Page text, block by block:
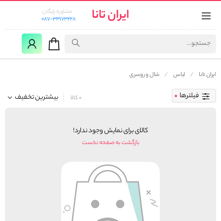
ایران تانا
مشاوره رایگان:
087-33173228
ایران تانا لباس شال و روسری
فیلترها بیشترین تخفیف 0 کالا
کالای برای نمایش وجود ندارد!
بازگشت به صفحه نخست